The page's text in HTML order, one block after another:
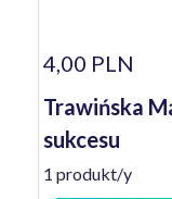
4,00 PLN
Trawińska
sukcesu
1 produkt/y